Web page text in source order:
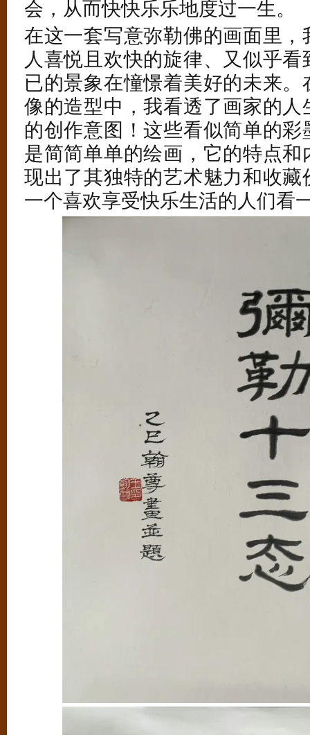
会，从而快快乐乐地度过一生。
在这一套写意弥勒佛的画面里
人喜悦且欢快的旋律、又似乎
已的景象在憧憬着美好的未来
像的造型中，我看透了画家的
的创作意图！这些看似简单的
是简简单单的绘画，它的特点
现出了其独特的艺术魅力和收
一个喜欢享受快乐生活的人们看